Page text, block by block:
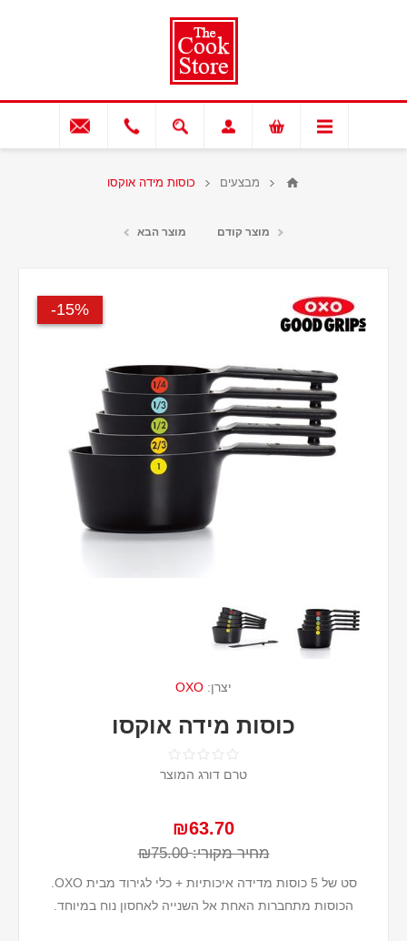
מבצעים כוסות מידה אוקסו
מוצר קודם מוצר הבא
15%-
יצרן: OXO
כוסות מידה אוקסו
טרם דורג המוצר
₪63.70
מחיר מקורי: ₪75.00
הכוסות מתחברות האחת אל השנייה לאחסון נוח במיוחד.